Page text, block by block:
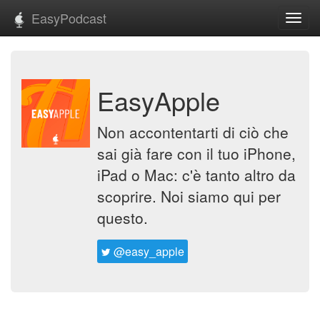
EasyPodcast
EasyApple
Non accontentarti di ciò che
sai già fare con il tuo iPhone,
iPad o Mac: c'è tanto altro da
scoprire. Noi siamo qui per
questo.
@easy_apple